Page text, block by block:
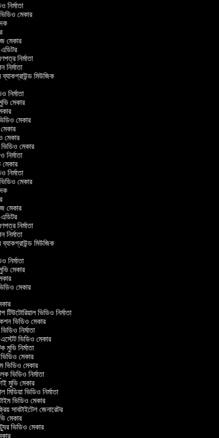
নির্মাতা
মেকার
মেকার
এডিটর
নির্মাতা
নির্মাতা
ব্যাকগ্রাউন্ড মিউজিক
নির্মাতা
মেকার
মেকার
মেকার
মেকার
মেকার
নির্মাতা
মেকার
নির্মাতা
মেকার
মেকার
এডিটর
নির্মাতা
নির্মাতা
ব্যাকগ্রাউন্ড মিউজিক
নির্মাতা
মেকার
মেকার
ভিডিও নির্মাতা
ভিডিও মেকার
নির্মাতা
ভিডিও মেকার
মুভি নির্মাতা
মেকার
ভিডিও মেকার
ভিডিও নির্মাতা
মুভি মেকার
ভিডিও নির্মাতা
ভিডিও মেকার
সাবটাইটেল জেনারেটর
মেকার
ভিডিও মেকার